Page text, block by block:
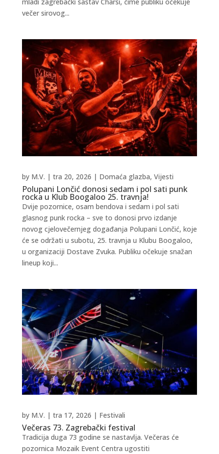
mladi zagrebački sastav Charsi, čime publiku očekuje
večer sirovog...
Polupani Lončić donosi sedam i pol sati punk
rocka u Klub Boogaloo 25. travnja!
by M.V. | tra 20, 2026 | Domaća glazba, Vijesti
Dvije pozornice, osam bendova i sedam i pol sati
glasnog punk rocka – sve to donosi prvo izdanje
novog cjelovečernjeg događanja Polupani Lončić, koje
će se održati u subotu, 25. travnja u Klubu Boogaloo,
u organizaciji Dostave Zvuka. Publiku očekuje snažan
lineup koji...
Večeras 73. Zagrebački festival
by M.V. | tra 17, 2026 | Festivali
Tradicija duga 73 godine se nastavlja. Večeras će
pozornica Mozaik Event Centra ugostiti